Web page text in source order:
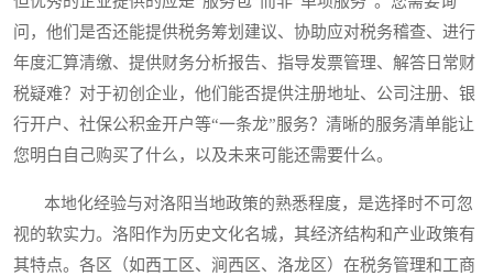
问，他们是否还能提供税务筹划建议、协助应对税务稽查、进行
年度汇算清缴、提供财务分析报告、指导发票管理、解答日常财
税疑难？对于初创企业，他们能否提供注册地址、公司注册、银
行开户、社保公积金开户等“一条龙”服务？清晰的服务清单能让
您明白自己购买了什么，以及未来可能还需要什么。
本地化经验与对洛阳当地政策的熟悉程度，是选择时不可忽
视的软实力。洛阳作为历史文化名城，其经济结构和产业政策有
其特点。各区（如西工区、涧西区、洛龙区）在税务管理和工商